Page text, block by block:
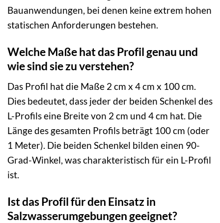
Bauanwendungen, bei denen keine extrem hohen
statischen Anforderungen bestehen.
Welche Maße hat das Profil genau und
wie sind sie zu verstehen?
Das Profil hat die Maße 2 cm x 4 cm x 100 cm.
Dies bedeutet, dass jeder der beiden Schenkel des
L-Profils eine Breite von 2 cm und 4 cm hat. Die
Länge des gesamten Profils beträgt 100 cm (oder
1 Meter). Die beiden Schenkel bilden einen 90-
Grad-Winkel, was charakteristisch für ein L-Profil
ist.
Ist das Profil für den Einsatz in
Salzwasserumgebungen geeignet?